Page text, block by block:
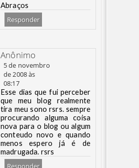
Abraços
Responder
Anônimo
5 de novembro
de 2008 às
08:17
Esse dias que fui perceber
que meu blog realmente
tira meu sono rsrs. sempre
procurando alguma coisa
nova para o blog ou algum
conteudo novo e quando
menos espero já é de
madrugada. rsrs
Responder